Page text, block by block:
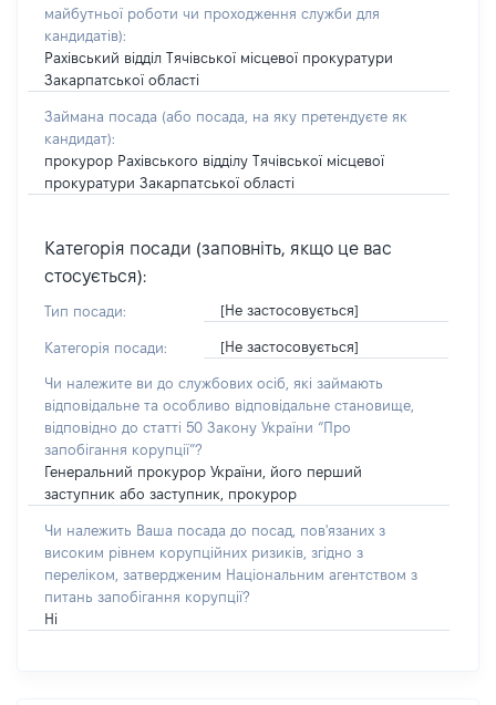
майбутньої роботи чи проходження служби для
кандидатів):
Рахівський відділ Тячівської місцевої прокуратури
Закарпатської області
Займана посада (або посада, на яку претендуєте як
кандидат):
прокурор Рахівського відділу Тячівської місцевої
прокуратури Закарпатської області
Категорія посади (заповніть, якщо це вас
стосується):
Тип посади: [Не застосовується]
Категорія посади: [Не застосовується]
Чи належите ви до службових осіб, які займають
відповідальне та особливо відповідальне становище,
відповідно до статті 50 Закону України “Про
запобігання корупції”?
Генеральний прокурор України, його перший
заступник або заступник, прокурор
Чи належить Ваша посада до посад, пов'язаних з
високим рівнем корупційних ризиків, згідно з
переліком, затвердженим Національним агентством з
питань запобігання корупції?
Ні